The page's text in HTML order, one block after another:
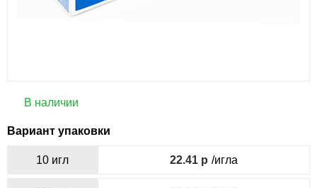
В наличии
Вариант упаковки
10 игл 22.41 /игла